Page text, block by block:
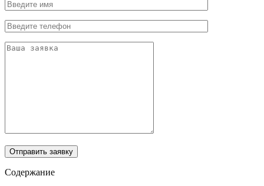
Отправить заявку
Содержание